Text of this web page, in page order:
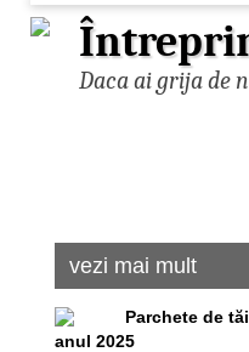
Daca ai grija de
vezi mai mult
Parchete de
anul 2025